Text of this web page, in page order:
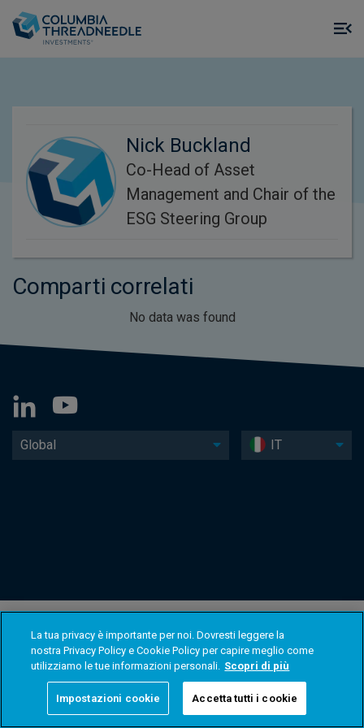
Nick Buckland
Co-Head of Asset
Management and Chair of the
ESG Steering Group
Comparti correlati
No data was found
Global IT
La tua privacy è importante per noi. Dovresti leggere la
nostra Privacy Policy e Cookie Policy per capire meglio come
utilizziamo le tue informazioni personali. Scopri di più
Impostazioni cookie Accetta tutti i cookie